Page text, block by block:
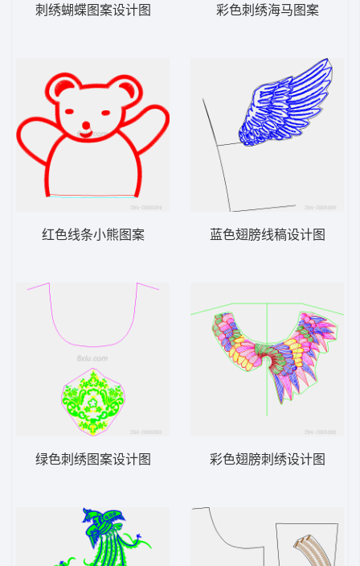
刺绣蝴蝶图案设计图
红色线条小熊图案
绿色刺绣图案设计图
彩色刺绣海马图案
蓝色翅膀线稿设计图
彩色翅膀刺绣设计图